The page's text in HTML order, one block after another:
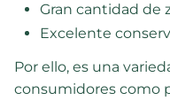
Gran cantidad de
Excelente
Por ello, es una
consumidores como